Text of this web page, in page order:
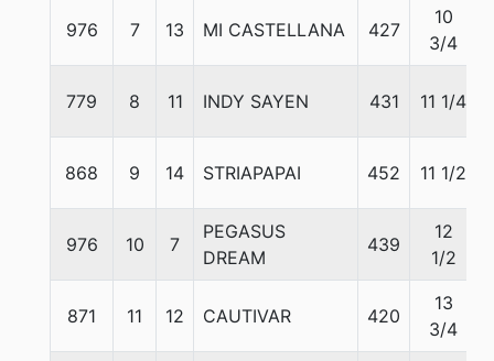
976 7 13 MI CASTELLANA 427
10
3/4
779 8 11 INDY SAYEN 431 11 1/4
868 9 14 STRIAPAPAI 452 11 1/2
976 10 7
PEGASUS
DREAM
439
12
1/2
871 11 12 CAUTIVAR 420
13
3/4